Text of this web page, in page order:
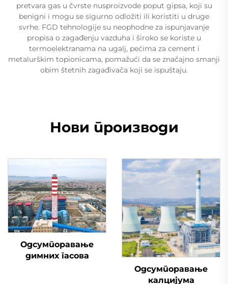
pretvara gas u čvrste nusproizvode poput gipsa, koji su
benigni i mogu se sigurno odložiti ili koristiti u druge
svrhe. FGD tehnologije su neophodne za ispunjavanje
propisa o zagađenju vazduha i široko se koriste u
termoelektranama na ugalj, pećima za cement i
metalurškim topionicama, pomažući da se značajno smanji
obim štetnih zagađivača koji se ispuštaju.
Нови производи
Одсумпоравање
димних гасова
Одсумпоравање
калцијума